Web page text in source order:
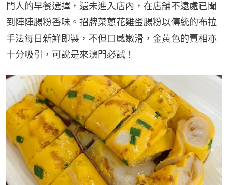
門人的早餐選擇，還未進入店內，在店舖不遠處已聞
到陣陣腸粉香味。招牌菜蔥花雞蛋腸粉以傳統的布拉
手法每日新鮮即製，不但口感嫩滑，金黃色的賣相亦
十分吸引，可說是來澳門必試！